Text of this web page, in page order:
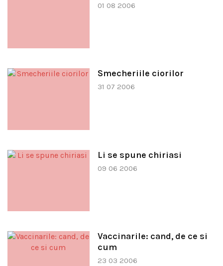
01 08 2006
Smecheriile ciorilor
31 07 2006
Li se spune chiriasi
09 06 2006
Vaccinarile: cand, de ce si
cum
23 03 2006